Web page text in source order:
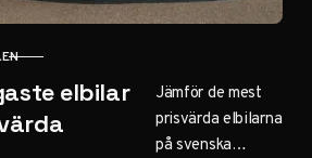
elbilar
Jämför de mest
prisvärda elbilarna
på svenska